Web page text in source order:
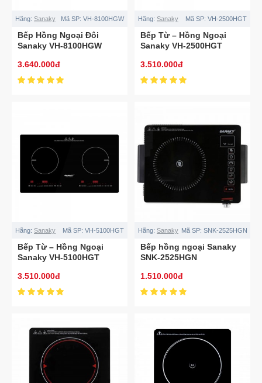
Hãng: Sanaky Mã SP: VH-8100HGW
Bếp Hồng Ngoại Đôi
Sanaky VH-8100HGW
3.640.000đ
Hãng: Sanaky Mã SP: VH-2500HGT
Bếp Từ – Hồng Ngoại
Sanaky VH-2500HGT
3.510.000đ
Hãng: Sanaky Mã SP: VH-5100HGT
Bếp Từ – Hồng Ngoại
Sanaky VH-5100HGT
3.510.000đ
Hãng: Sanaky Mã SP: SNK-2525HGN
Bếp hồng ngoại Sanaky
SNK-2525HGN
1.510.000đ